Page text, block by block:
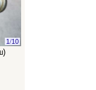
1/10